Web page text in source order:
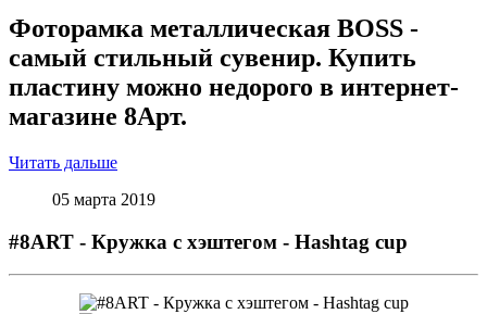
Фоторамка металлическая BOSS -
самый стильный сувенир. Купить
пластину можно недорого в интернет-
магазине 8Арт.
Читать дальше
05 марта 2019
#8ART - Кружка с хэштегом - Hashtag cup